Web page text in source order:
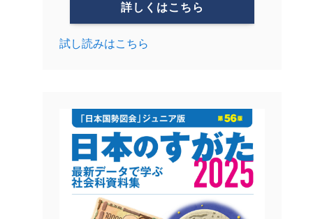
詳しくはこちら
試し読みはこちら